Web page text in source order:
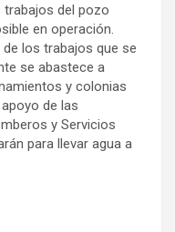
del pozo
en operación.
los trabajos que se
se abastece a
y colonias
de las
y Servicios
para llevar agua a